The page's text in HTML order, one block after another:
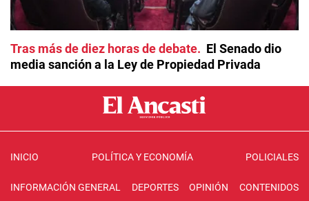
Tras más de diez horas de debate
El Senado dio
media sanción a la Ley de Propiedad Privada
INICIO POLÍTICA Y ECONOMÍA POLICIALES
INFORMACIÓN GENERAL DEPORTES OPINIÓN CONTENIDOS